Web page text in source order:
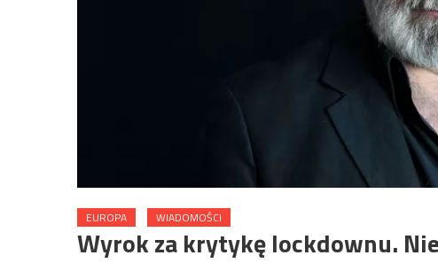
EUROPA WIADOMOŚCI
Wyrok za krytykę lockdownu.